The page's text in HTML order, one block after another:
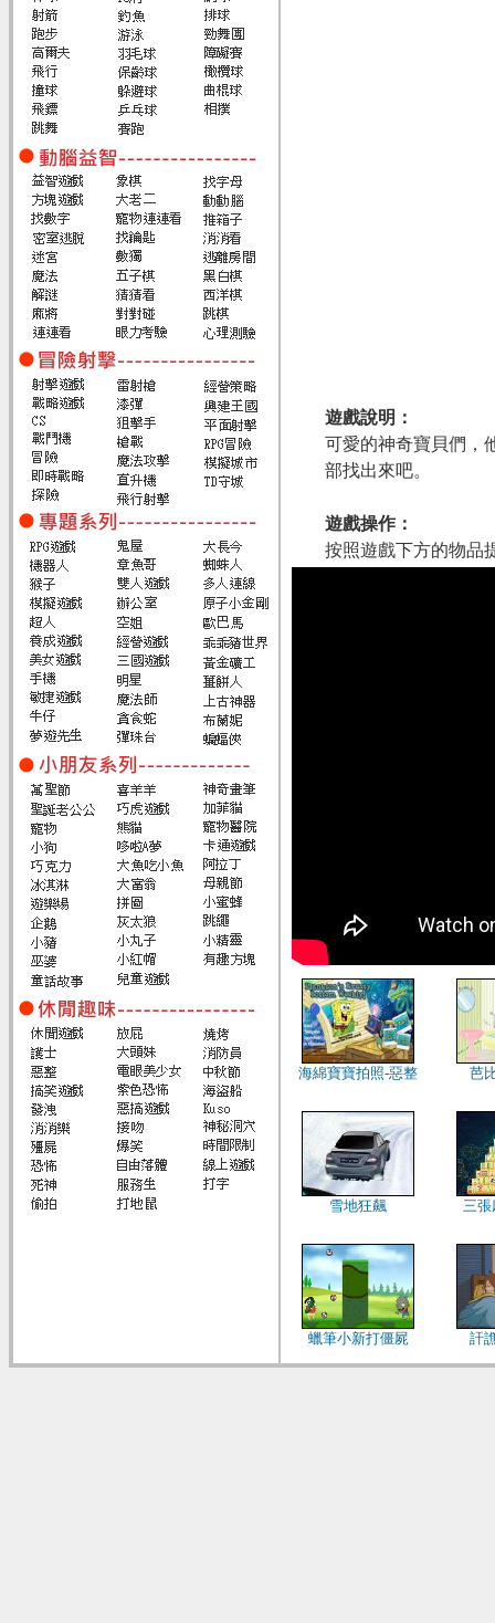
遊戲說明：
可愛的神奇寶貝們，
部找出來吧。
遊戲操作：
按照遊戲下方的物品
海綿寶寶拍照-惡整 芭
雪地狂飆 三張
蠟筆小新打僵屍 訐